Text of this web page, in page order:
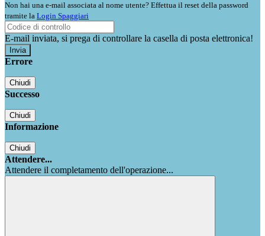
Non hai una e-mail associata al nome utente? Effettua il reset della password
tramite la Login Spaggiari
E-mail inviata, si prega di controllare la casella di posta elettronica!
Errore
Chiudi
Successo
Chiudi
Informazione
Chiudi
Attendere...
Attendere il completamento dell'operazione...